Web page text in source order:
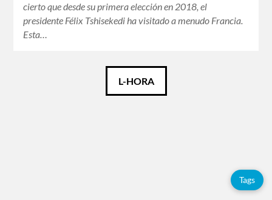
cierto que desde su primera elección en 2018, el
presidente Félix Tshisekedi ha visitado a menudo Francia.
Esta…
L-HORA
Tags